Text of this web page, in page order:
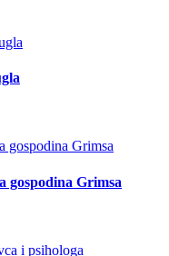
gospodina Grimsa